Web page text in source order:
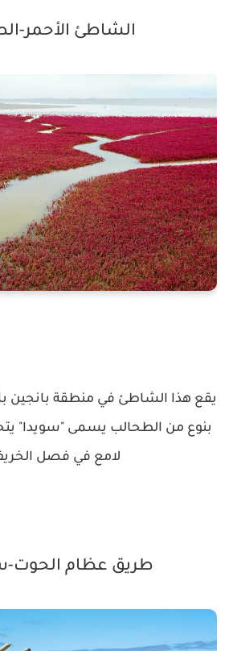
الشاطئ الأحمر-
يقع هذا الشاطئ في منطقة بانجين
بنوع من الطحالب يسمى "سويدا"
لامع في فصل
طريق عظام الحوت-